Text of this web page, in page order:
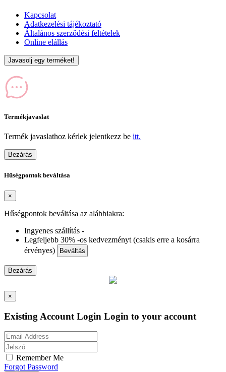
Kapcsolat
Adatkezelési tájékoztató
Általános szerződési feltételek
Online elállás
Javasolj egy terméket!
Termékjavaslat
Termék javaslathoz kérlek jelentkezz be itt.
Bezárás
Hűségpontok beváltása
×
Hűségpontok beváltása az alábbiakra:
Ingyenes szállítás -
Legfeljebb 30% -os kedvezményt (csakis erre a kosárra
érvényes)
Beváltás
Bezárás
×
Existing Account Login Login to your account
Remember Me
Forgot Password